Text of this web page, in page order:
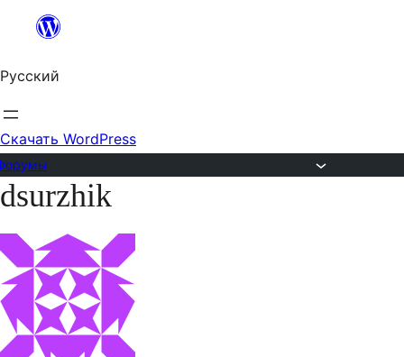
Перейти
содержимому
Русский
Скачать WordPress
Перейти
содержимому
dsurzhik